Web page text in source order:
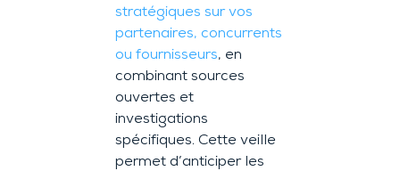
stratégiques sur vos
partenaires, concurrents
ou fournisseurs, en
combinant sources
ouvertes et
investigations
spécifiques. Cette veille
permet d’anticiper les